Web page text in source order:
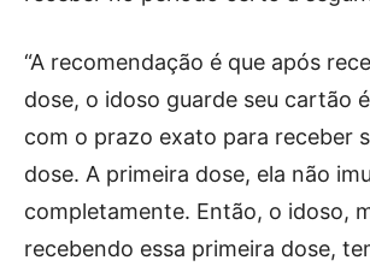
“A recomendação é que após
dose, o idoso guarde seu cartão
com o prazo exato para receber
dose. A primeira dose, ela não
completamente. Então, o idoso,
recebendo essa primeira dose,